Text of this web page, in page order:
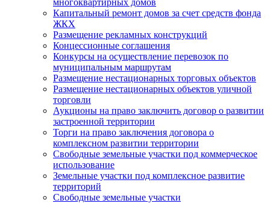
многоквартирных домов
Капитальный ремонт домов за счет средств фонда
ЖКХ
Размещение рекламных конструкций
Концессионные соглашения
Конкурсы на осуществление перевозок по
муниципальным маршрутам
Размещение нестационарных торговых объектов
Размещение нестационарных объектов уличной
торговли
Аукционы на право заключить договор о развитии
застроенной территории
Торги на право заключения договора о
комплексном развитии территории
Свободные земельные участки под коммерческое
использование
Земельные участки под комплексное развитие
территорий
Свободные земельные участки